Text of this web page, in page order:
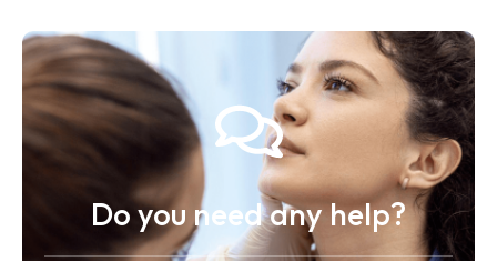
Do you need any help?